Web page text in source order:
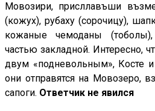
Мовозири, присллавъши
(кожух), рубаху (сорочицу),
кожаные чемоданы
частью закладной. Интересно,
двум «подневольным», Косте
они отправятся на Мовозеро,
сапоги. Ответчик не явился